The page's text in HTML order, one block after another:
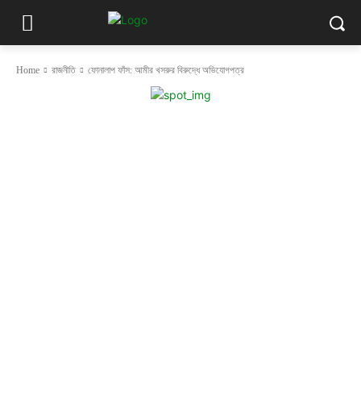
Home রাজনীতি ফোনালাপ ফাঁস: আমীর খসরুর বিরুদ্ধে অভিযোগপত্র